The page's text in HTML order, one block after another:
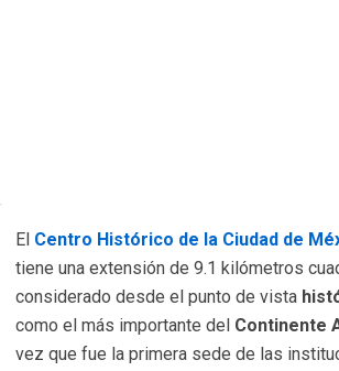
El Centro Histórico de la Ciudad de
tiene una extensión de 9.1 kilómetros
considerado desde el punto de vista
como el más importante del Continente
vez que fue la primera sede de las